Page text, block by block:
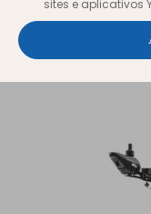
sites e aplicativos
Fibra de